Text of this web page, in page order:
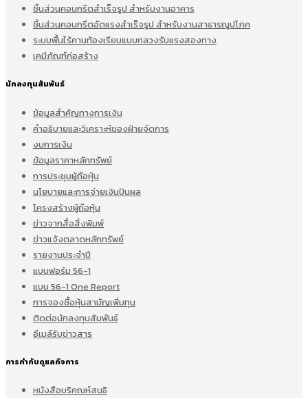
ชิ้นส่วนคอนกรีตสำเร็จรูป สำหรับงานอาคาร
ชิ้นส่วนคอนกรีตอัดแรงสำเร็จรูป สำหรับงานสาธารณูปโภค
ระบบพื้นไร้คานท้องเรียบแบบกลวงรับแรงสองทาง
เคมีภัณฑ์ก่อสร้าง
นักลงทุนสัมพันธ์
ข้อมูลสำคัญทางการเงิน
คำอธิบายและวิเคราะห์ของฝ่ายจัดการ
งบการเงิน
ข้อมูลราคาหลักทรัพย์
การประชุมผู้ถือหุ้น
นโยบายและการจ่ายเงินปันผล
โครงสร้างผู้ถือหุ้น
ข่าวจากสื่อสิ่งพิมพ์
ข่าวแจ้งตลาดหลักทรัพย์
รายงานประจำปี
แบบฟอร์ม 56-1
แบบ 56-1 One Report
การจองซื้อหุ้นสามัญเพิ่มทุน
ติดต่อนักลงทุนสัมพันธ์
อีเมล์รับข่าวสาร
การกำกับดูแลกิจการ
หนังสือบริคณห์สนธิ